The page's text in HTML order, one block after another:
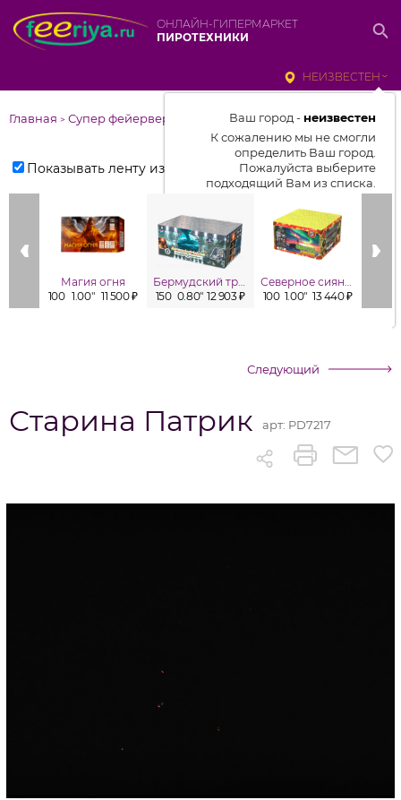
ОНЛАЙН-ГИПЕРМАРКЕТ
ПИРОТЕХНИКИ
НЕИЗВЕСТЕН
Ваш город - неизвестен
К сожалению мы не смогли
определить Ваш город.
Пожалуйста выберите
подходящий Вам из списка.
Выбрать город
От выбранного города зависит
отображаемый ассортимент,
цены, наличие и условия
доставки
Главная > Супер фейерверки
Показывать ленту изделий
Магия огня
100 1.00" 11 500 ₽
Бермудский треугольник
150 0.80" 12 903 ₽
Северное сияние
100 1.00" 13 440 ₽
Следующий
Старина Патрик арт: PD7217